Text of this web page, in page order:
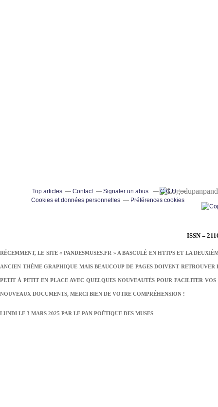
ISSN =
RÉCEMMENT, LE SITE « PANDESMUSES.FR » A BASCULÉ EN HTTPS ET LA
ANCIEN THÈME GRAPHIQUE MAIS BEAUCOUP DE PAGES DOIVENT
PETIT À PETIT EN PLACE AVEC QUELQUES NOUVEAUTÉS POUR FACILITER
NOUVEAUX DOCUMENTS, MERCI BIEN DE VOTRE COMPRÉHENSION !
LUNDI LE 3 MARS 2025 PAR LE PAN POÉTIQUE DES MUSES
Top articles Contact Signaler un abus
C.G.U.
Cookies et données personnelles
Préférences cookies